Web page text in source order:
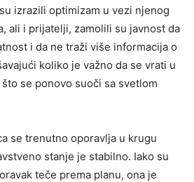
izrazili optimizam u vezi njenog
ali i prijatelji, zamolili su javnost da
i da ne traži više informacija o
koliko je važno da se vrati u
se ponovo suoči sa svetlom
se trenutno oporavlja u krugu
stanje je stabilno. Iako su
teče prema planu, ona je